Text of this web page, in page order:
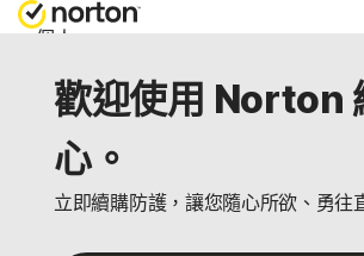
個人
Small Business
支援
歡迎使用 Norton
心。
立即續購防護，讓您隨心所欲、勇往